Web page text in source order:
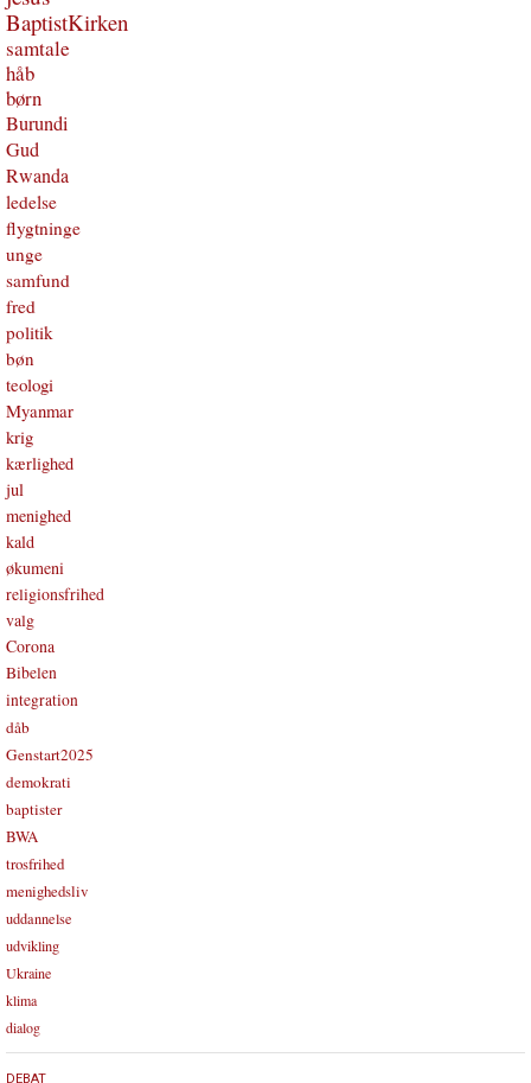
BaptistKirken
samtale
håb
børn
Burundi
Gud
Rwanda
ledelse
flygtninge
unge
samfund
fred
politik
bøn
teologi
Myanmar
krig
kærlighed
jul
menighed
kald
økumeni
religionsfrihed
valg
Corona
Bibelen
integration
dåb
Genstart2025
demokrati
baptister
BWA
trosfrihed
menighedsliv
uddannelse
udvikling
Ukraine
klima
dialog
DEBAT